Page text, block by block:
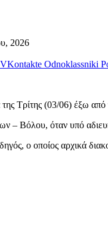
2026
VKontakte Odnoklassniki
Τρίτης (03/06) έξω από
– Βόλου, όταν υπό
ο οποίος αρχικά